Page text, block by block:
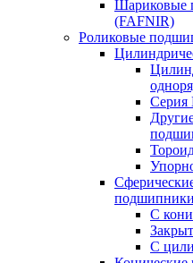
Шариковые
(FAFNIR)
Роликовые
Серия
С
С